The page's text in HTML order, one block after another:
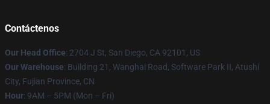
Contáctenos
Our Head Office: 2704 J St, San Diego, CA 92101, US
Our Warehouse: Building 21, Wanghai Road, Software Park II, Atushi
City, Fujian Province, CN
Hour: 9AM – 5PM (Mon – Fri)